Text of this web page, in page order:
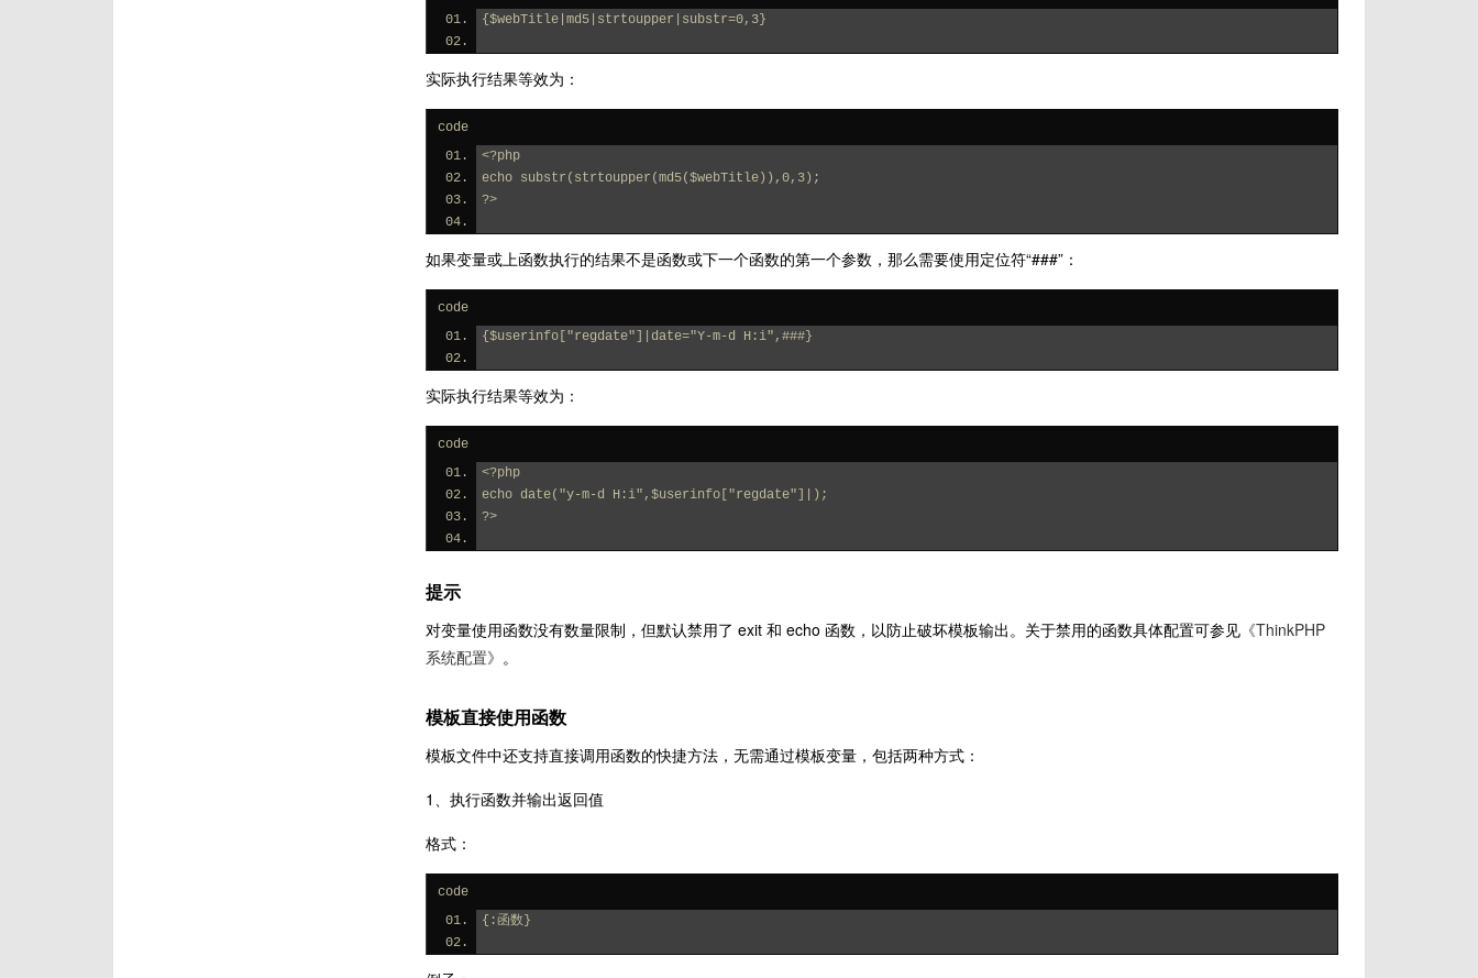
{$webTitle|md5|strtoupper|substr=0,3}
实际执行结果等效为：
code
<?php
echo substr(strtoupper(md5($webTitle)),0,3);
?>
如果变量或上函数执行的结果不是函数或下一个函数的第一个参数，那么需要使用定位符“###”：
code
{$userinfo["regdate"]|date="Y-m-d H:i",###}
实际执行结果等效为：
code
<?php
echo date("y-m-d H:i",$userinfo["regdate"]|);
?>
提示
对变量使用函数没有数量限制，但默认禁用了 exit 和 echo 函数，以防止破坏模板输出。关于禁用的函数具体配置可参见 《ThinkPHP
系统配置》 。
模板直接使用函数
模板文件中还支持直接调用函数的快捷方法，无需通过模板变量，包括两种方式：
1、执行函数并输出返回值
格式：
code
{:函数}